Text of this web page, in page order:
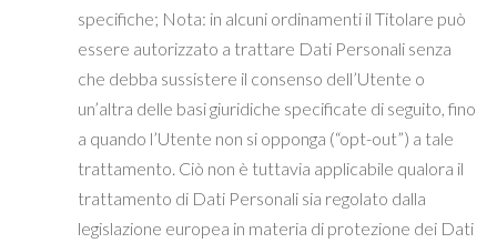
specifiche; Nota: in alcuni ordinamenti il Titolare può
essere autorizzato a trattare Dati Personali senza
che debba sussistere il consenso dell’Utente o
un’altra delle basi giuridiche specificate di seguito, fino
a quando l’Utente non si opponga (“opt-out”) a tale
trattamento. Ciò non è tuttavia applicabile qualora il
trattamento di Dati Personali sia regolato dalla
legislazione europea in materia di protezione dei Dati